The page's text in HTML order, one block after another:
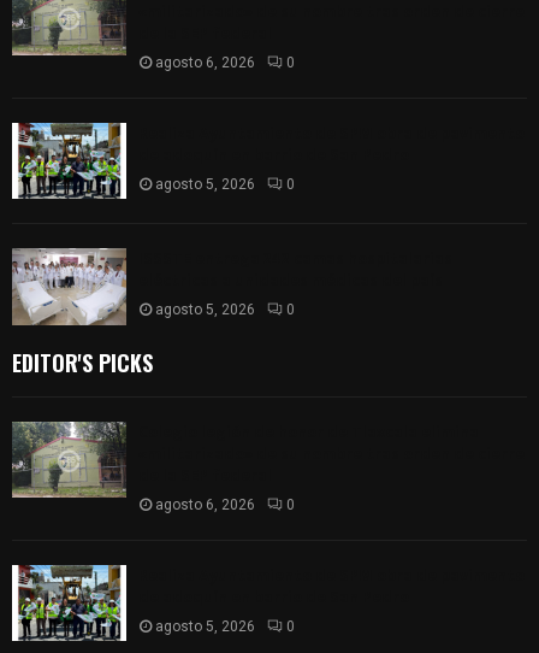
agosto 6, 2026 0
agosto 5, 2026 0
agosto 5, 2026 0
EDITOR'S PICKS
agosto 6, 2026 0
agosto 5, 2026 0